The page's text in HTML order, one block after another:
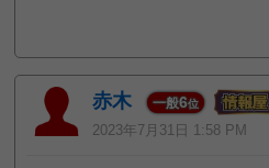
赤木 一般6位
2023年7月31日 1:58 PM